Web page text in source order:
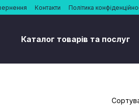
Контакти Політика
Каталог товарів та послуг